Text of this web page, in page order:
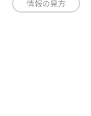
情報の見方